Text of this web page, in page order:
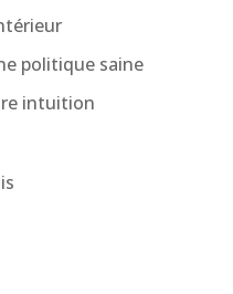
politique saine
intuition